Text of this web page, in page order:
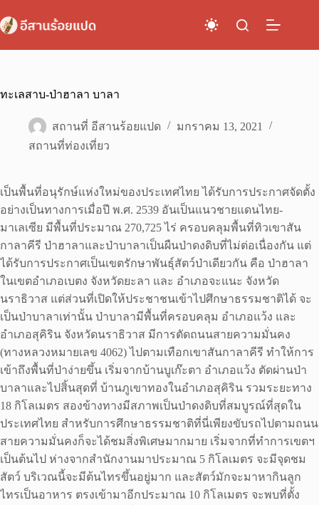
to
content
ทะเลสาบ-ป่าฮาลา บาลา
สถานที่ อีสานร้อยแปด
มกราคม 13, 2021
สถานที่ท่องเที่ยว
เป็นพื้นที่อนุรักษ์แห่งใหม่ของประเทศไทย ได้รับการประกาศจัดตั้ง
อย่างเป็นทางการเมื่อปี พ.ศ. 2539 อันเป็นแนวชายแดนไทย-
มาเลเซีย มีพื้นที่ประมาณ 270,725 ไร่ ครอบคลุมพื้นที่ทิวเขาสัน
กาลาคีรี ป่าฮาลาและป่าบาลาเป็นผืนป่าดงดิบที่ไม่ต่อเนื่องกัน แต่
ได้รับการประกาศเป็นเขตรักษาพันธุ์สัตว์ป่าเดียวกัน คือ ป่าฮาลา
ในเขตอำเภอเบตง จังหวัดยะลา และ อำเภอจะแนะ จังหวัด
นราธิวาส แต่ส่วนที่เปิดให้ประชาชนเข้าไปศึกษาธรรมชาติได้ จะ
เป็นป่าบาลาเท่านั้น ป่าบาลามีพื้นที่ครอบคลุม อำเภอแว้ง และ
อำเภอสุคิริน จังหวัดนราธิวาส มีการตัดถนนสายความมั่นคง
(ทางหลวงหมายเลข 4062) ไปตามเทือกเขาสันกาลาคีรี ทำให้การ
เข้าถึงพื้นที่ป่าง่ายขึ้น เริ่มจากบ้านบูเก๊ะตา อำเภอแว้ง ตัดผ่านป่า
บาลาและไปสิ้นสุดที่ บ้านภูเขาทองในอำเภอสุคิริน รวมระยะทาง
18 กิโลเมตร สองข้างทางมีสภาพเป็นป่าดงดิบที่สมบูรณ์ที่สุดใน
ประเทศไทย สำหรับการศึกษาธรรมชาติที่นี่เพียงขับรถไปตามถนน
สายความมั่นคงก็จะได้ชมสิ่งพิเศษมากมาย เริ่มจากที่ทำการเขตฯ
เป็นต้นไป ห่างจากสำนักงานมาประมาณ 5 กิโลเมตร จะมีจุดชม
สัตว์ บริเวณนี้จะมีต้นไทรขึ้นอยู่มาก และสัตว์มักจะมาหากินลูก
ไทรเป็นอาหาร ตรงเข้ามาอีกประมาณ 10 กิโลเมตร จะพบที่ตั้ง